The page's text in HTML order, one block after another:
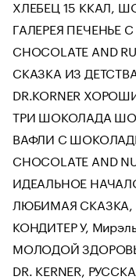
ХЛЕБЕЦ 15 ККАЛ,
ГАЛЕРЕЯ
CHOCOLATE AND
СКАЗКА ИЗ ДЕТСТВА,
DR.KORNER
ТРИ ШОКОЛАДА
ВАФЛИ С
CHOCOLATE AND
ИДЕАЛЬНОЕ
ЛЮБИМАЯ
КОНДИТЕР У,
МОЛОДОЙ
DR. KERNER,